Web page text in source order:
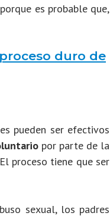
es probable que,
duro de
pueden ser efectivos
por parte de la
proceso tiene que ser
sexual, los padres